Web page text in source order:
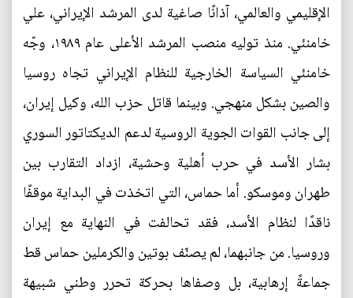
الإقليمي والعالمي، آذانًا صاغية لدى المرشد الإيراني، علي
خامنئي. منذ توليه منصب المرشد الأعلى عام ١٩٨٩، وجّه
خامنئي السياسة الخارجية للنظام الإيراني تجاه روسيا
والصين بشكل منهجي. وبينما قاتل حزب الله، وكيل إيران،
إلى جانب القوات الجوية الروسية لدعم الديكتاتور السوري
بشار الأسد في حرب أهلية وحشية، ازداد التقارب بين
طهران وموسكو. أما حماس، التي اتخذت في البداية موقفًا
ناقدًا لنظام الأسد، فقد تحالفت في النهاية مع إيران
وروسيا. من جانبهما، لم يصنّف بوتين والكرملين حماس قط
جماعةً إرهابية، بل وصفاها بحركة تحرر وطني شبيهة